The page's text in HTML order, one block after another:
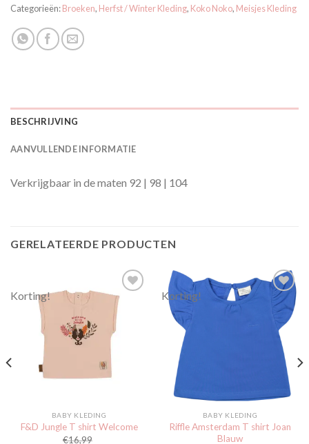
Categorieën:Broeken, Herfst / Winter Kleding, Koko Noko, Meisjes Kleding
BESCHRIJVING
AANVULLENDE INFORMATIE
Verkrijgbaar in de maten 92 | 98 | 104
GERELATEERDE PRODUCTEN
Korting!
aan
BABY KLEDING
F&D Jungle T shirt Welcome
€16,99
Korting!
Toevoegen
verlanglijst
BABY KLEDING
Riffle Amsterdam T shirt Joan
Blauw